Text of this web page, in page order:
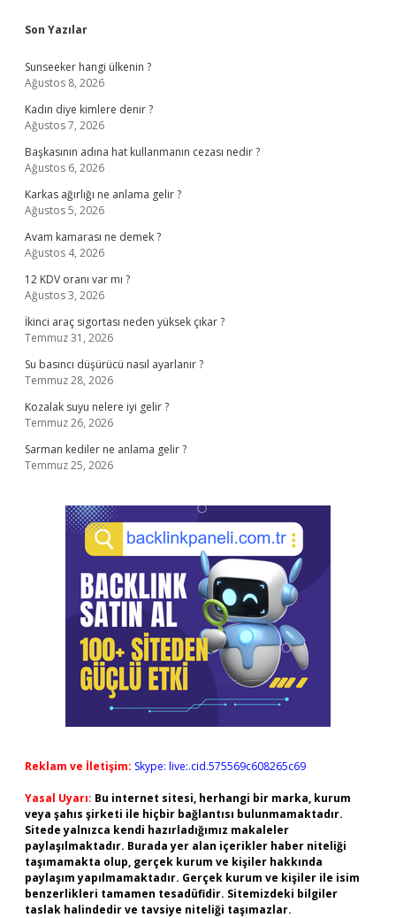
Sidebar
Son Yazılar
Sunseeker hangi ülkenin ?
Ağustos 8, 2026
Kadın diye kimlere denir ?
Ağustos 7, 2026
Başkasının adına hat kullanmanın cezası nedir ?
Ağustos 6, 2026
Karkas ağırlığı ne anlama gelir ?
Ağustos 5, 2026
Avam kamarası ne demek ?
Ağustos 4, 2026
12 KDV oranı var mı ?
Ağustos 3, 2026
İkinci araç sigortası neden yüksek çıkar ?
Temmuz 31, 2026
Su basıncı düşürücü nasıl ayarlanır ?
Temmuz 28, 2026
Kozalak suyu nelere iyi gelir ?
Temmuz 26, 2026
Sarman kediler ne anlama gelir ?
Temmuz 25, 2026
Reklam ve İletişim: Skype: live:.cid.575569c608265c69
Yasal Uyarı: Bu internet sitesi, herhangi bir marka, kurum
veya şahıs şirketi ile hiçbir bağlantısı bulunmamaktadır.
Sitede yalnızca kendi hazırladığımız makaleler
paylaşılmaktadır. Burada yer alan içerikler haber niteliği
taşımamakta olup, gerçek kurum ve kişiler hakkında
paylaşım yapılmamaktadır. Gerçek kurum ve kişiler ile isim
benzerlikleri tamamen tesadüfidir. Sitemizdeki bilgiler
taslak halindedir ve tavsiye niteliği taşımazlar.